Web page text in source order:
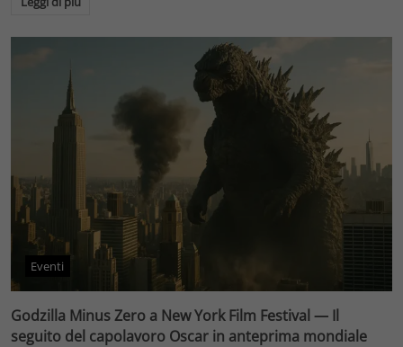
Eventi
Godzilla Minus Zero a New York Film Festival — Il
seguito del capolavoro Oscar in anteprima mondiale